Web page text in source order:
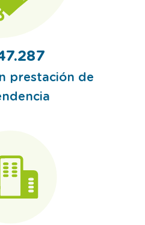
prestación de